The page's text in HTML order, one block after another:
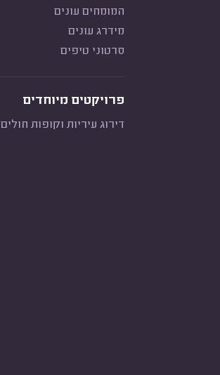
המומחים עונים
מידרג עונים
סרטוני טיפים
פרויקטים מיוחדים
דירוג עיריות וקופות חולים